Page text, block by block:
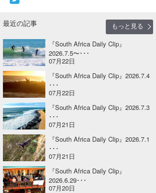
最近の記事
もっと見る
『South Africa Daily Clip』
2026.7.5〜･･･
07月22日
『South Africa Daily Clip』2026.7.4
･･･
07月22日
『South Africa Daily Clip』2026.7.3
･･･
07月21日
『South Africa Daily Clip』2026.7.1
･･･
07月21日
『South Africa Daily Clip』
2026.6.29･･･
07月20日
Yasunari Inoue
Yoshiyuki Obata
arukasvision
DELTA FORCE SURF
CBA Films
熊谷素子
Colors MAGAZINE
WAVAL
福島寿実子
中浦“JET”章
嵯峨明日香
進士剛光
田原啓江
植村未来
NOBUFUKU
大野”MAR”修聖
喜納海人
波伝説スタッフ
☆加藤
+☆maki☆+
Aichan
chan-U
ECE
G◎Da
H
KID
波伝説